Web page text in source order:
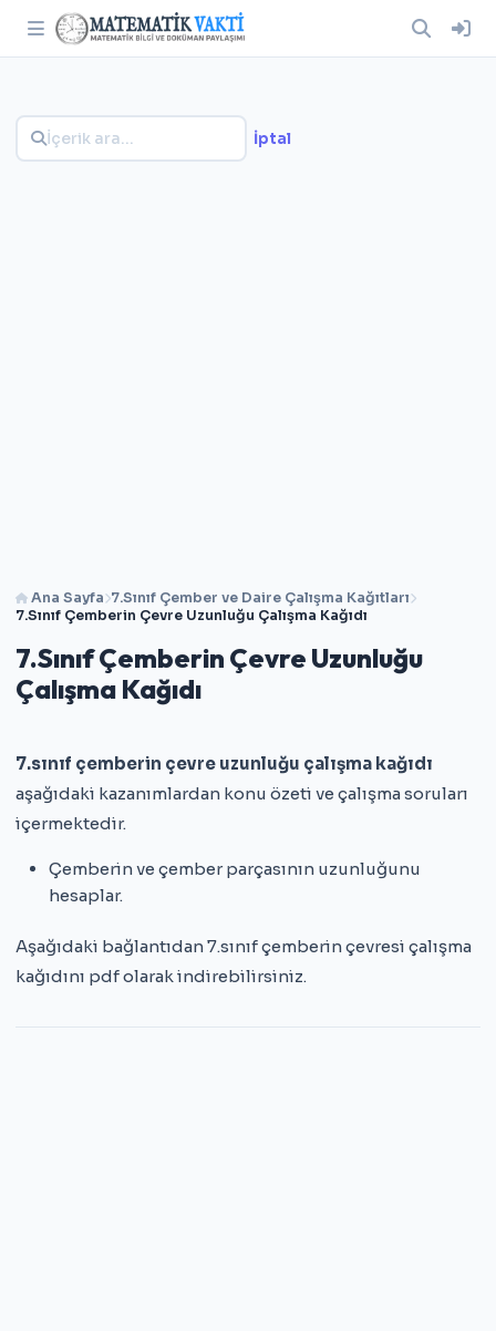
Ana Sayfa 7.Sınıf Çember ve Daire Çalışma Kağıtları
7.Sınıf Çemberin Çevre Uzunluğu Çalışma Kağıdı
7.Sınıf Çemberin Çevre Uzunluğu
Çalışma Kağıdı
7.sınıf çemberin çevre uzunluğu çalışma kağıdı
aşağıdaki kazanımlardan konu özeti ve çalışma soruları
içermektedir.
Çemberin ve çember parçasının uzunluğunu
hesaplar.
Aşağıdaki bağlantıdan 7.sınıf çemberin çevresi çalışma
kağıdını pdf olarak indirebilirsiniz.
İptal